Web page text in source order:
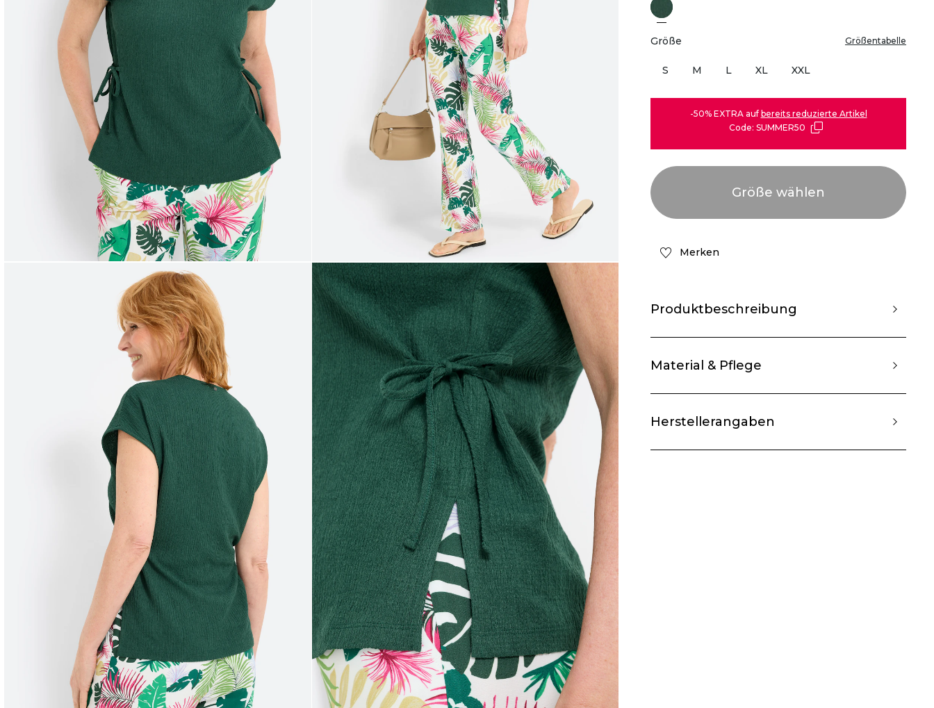
Größe Größentabelle
S M L XL XXL
-50% EXTRA auf bereits reduzierte Artikel
Code: SUMMER50
Merken
Produktbeschreibung
Material & Pflege
Herstellerangaben